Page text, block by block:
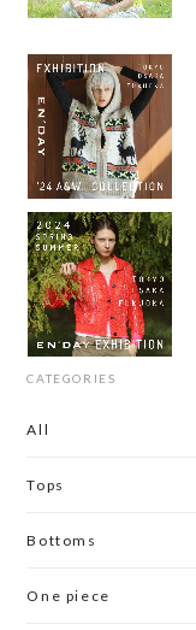
CATEGORIES
All
Tops
Bottoms
One piece